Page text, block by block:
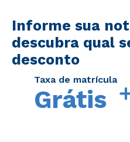
Informe sua
descubra qual
desconto
Taxa de matrícula
Grátis